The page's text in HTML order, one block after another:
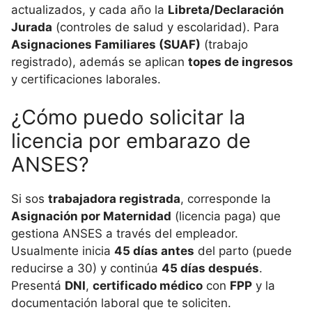
actualizados, y cada año la Libreta/Declaración
Jurada (controles de salud y escolaridad). Para
Asignaciones Familiares (SUAF) (trabajo
registrado), además se aplican topes de ingresos
y certificaciones laborales.
¿Cómo puedo solicitar la
licencia por embarazo de
ANSES?
Si sos trabajadora registrada, corresponde la
Asignación por Maternidad (licencia paga) que
gestiona ANSES a través del empleador.
Usualmente inicia 45 días antes del parto (puede
reducirse a 30) y continúa 45 días después.
Presentá DNI, certificado médico con FPP y la
documentación laboral que te soliciten.